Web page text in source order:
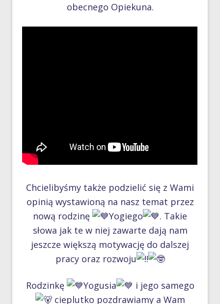
obecnego Opiekuna.
Chcielibyśmy także podzielić się z Wami
opinią wystawioną na nasz temat przez
nową rodzinę
Yogiego
. Takie
słowa jak te w niej zawarte dają nam
jeszcze większą motywację do dalszej
pracy oraz rozwoju
Rodzinkę Yogusia
i jego samego
cieplutko pozdrawiamy a Wam